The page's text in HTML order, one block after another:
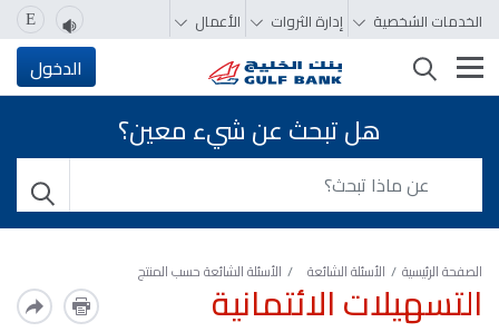
الخدمات الشخصية إدارة الثروات الأعمال E
تغيير التصفّح الدخول
هل تبحث عن شيء معين؟
الصفحة الرئيسية الأسئلة الشائعة الأسئلة الشائعة حسب المنتج
التسهيلات الائتمانية